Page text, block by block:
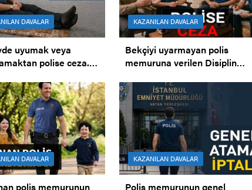
DAVALAR
uyumak veya
polise ceza.
KAZANILAN DAVALAR
Bekçiyi uyarmayan polis
memuruna verilen Disiplin
DAVALAR
polis memurunun
KAZANILAN DAVALAR
Polis memurunun genel